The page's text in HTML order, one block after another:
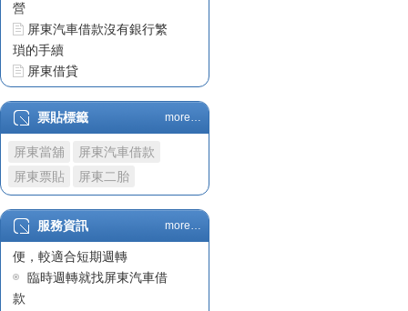
營
屏東汽車借款沒有銀行繁
瑣的手續
屏東借貸
票貼利息
屏東借錢
屏東汽車借款
政府立案屏東當舖
屏東汽車借款車貸不過原
因職業及收入問題
屏東汽車借款
陳先生在屏東汽車借款成
功案例
屏東汽車借款
票貼標籤 more…
屏東當舖
屏東汽車借款
屏東票貼
屏東二胎
服務資訊 more…
屏東汽車借款因快速且方
便，較適合短期週轉
臨時週轉就找屏東汽車借
款